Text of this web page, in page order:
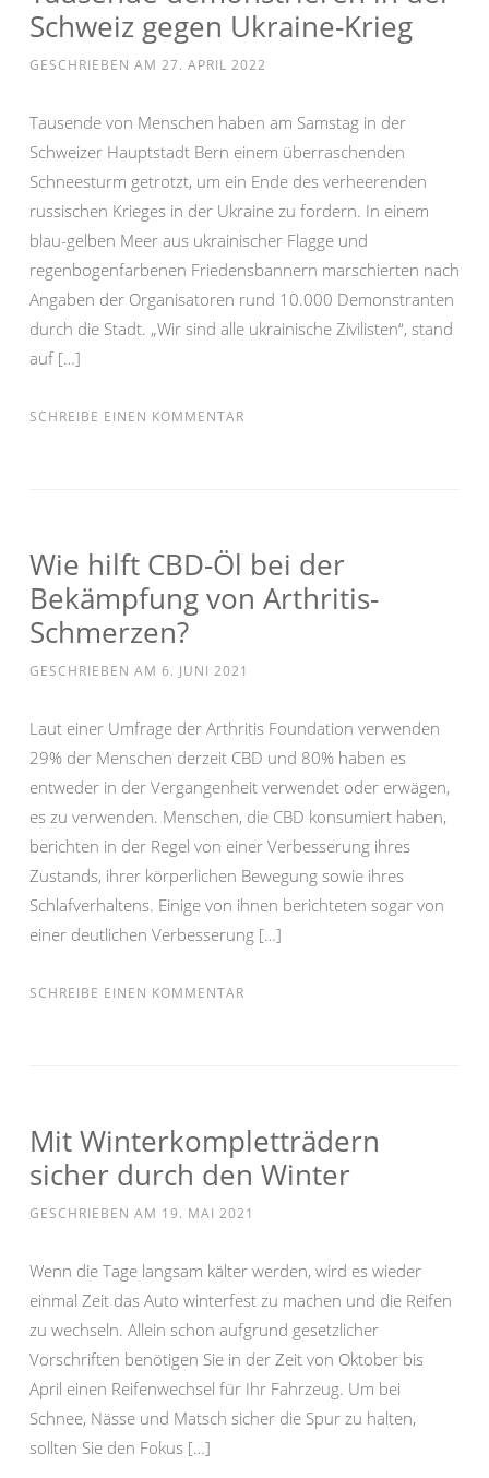
Schweiz gegen Ukraine-Krieg
GESCHRIEBEN AM 27. APRIL 2022
Tausende von Menschen haben am Samstag in der
Schweizer Hauptstadt Bern einem überraschenden
Schneesturm getrotzt, um ein Ende des verheerenden
russischen Krieges in der Ukraine zu fordern. In einem
blau-gelben Meer aus ukrainischer Flagge und
regenbogenfarbenen Friedensbannern marschierten nach
Angaben der Organisatoren rund 10.000 Demonstranten
durch die Stadt. „Wir sind alle ukrainische Zivilisten“, stand
auf […]
SCHREIBE EINEN KOMMENTAR
Wie hilft CBD-Öl bei der
Bekämpfung von Arthritis-
Schmerzen?
GESCHRIEBEN AM 6. JUNI 2021
Laut einer Umfrage der Arthritis Foundation verwenden
29% der Menschen derzeit CBD und 80% haben es
entweder in der Vergangenheit verwendet oder erwägen,
es zu verwenden. Menschen, die CBD konsumiert haben,
berichten in der Regel von einer Verbesserung ihres
Zustands, ihrer körperlichen Bewegung sowie ihres
Schlafverhaltens. Einige von ihnen berichteten sogar von
einer deutlichen Verbesserung […]
SCHREIBE EINEN KOMMENTAR
Mit Winterkompletträdern
sicher durch den Winter
GESCHRIEBEN AM 19. MAI 2021
Wenn die Tage langsam kälter werden, wird es wieder
einmal Zeit das Auto winterfest zu machen und die Reifen
zu wechseln. Allein schon aufgrund gesetzlicher
Vorschriften benötigen Sie in der Zeit von Oktober bis
April einen Reifenwechsel für Ihr Fahrzeug. Um bei
Schnee, Nässe und Matsch sicher die Spur zu halten,
sollten Sie den Fokus […]